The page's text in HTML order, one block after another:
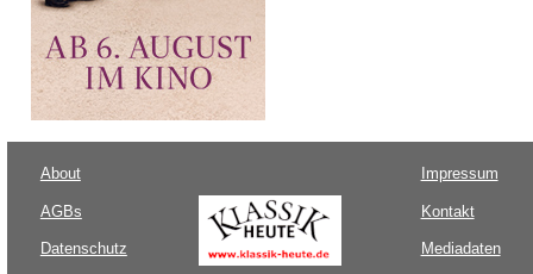
About
AGBs
Datenschutz
Impressum
Kontakt
Mediadaten